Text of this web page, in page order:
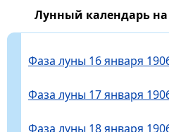
Лунный календарь
Фаза луны 16 января
Фаза луны 17 января
Фаза луны 18 января